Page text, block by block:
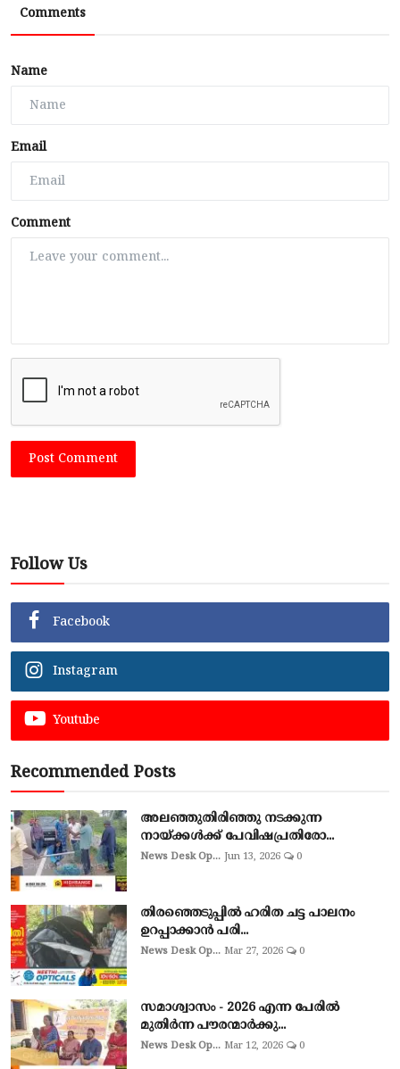
Comments
Name
Email
Comment
Post Comment
Follow Us
Facebook
Instagram
Youtube
Recommended Posts
അലഞ്ഞുതിരിഞ്ഞു നടക്കുന്ന
നായ്ക്കൾക്ക് പേവിഷപ്രതിരോ...
News Desk Op... Jun 13, 2026 0
തിരഞ്ഞെടുപ്പില്‍ ഹരിത ചട്ട പാലനം
ഉറപ്പാക്കാന്‍ പരി...
News Desk Op... Mar 27, 2026 0
സമാശ്വാസം - 2026 എന്ന പേരിൽ
മുതിർന്ന പൗരന്മാർക്കു...
News Desk Op... Mar 12, 2026 0